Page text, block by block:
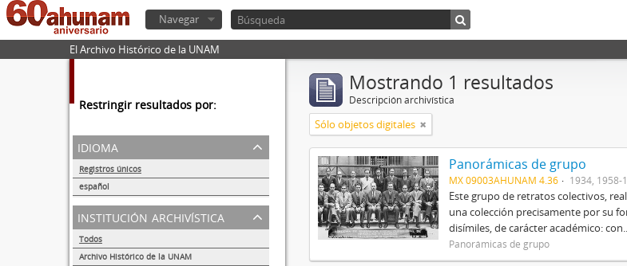
Navegar
El Archivo Histórico de la UNAM
Restringir resultados por:
idioma
Registros únicos
español
1
institución archivística
Todos
Archivo Histórico de la UNAM
Mostrando 1 resultados
Descripción archivística
Sólo objetos digitales
Panorámicas de grupo
MX 09003AHUNAM 4.36 1934, 1958-
Este grupo de retratos colectivos,
una colección precisamente por su
disímiles, de carácter académico:
Panorámicas de grupo